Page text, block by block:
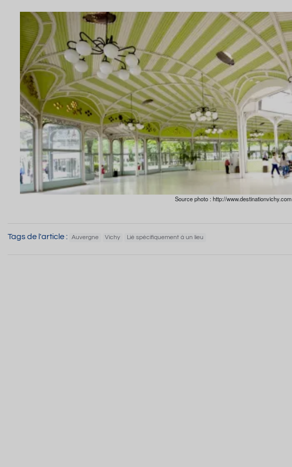
Source photo : http://www.destinationvichy.com
Tags de l'article : Auvergne Vichy Lié spécifiquement à un lieu